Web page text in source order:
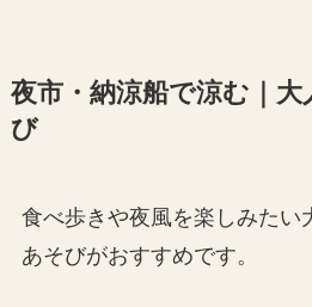
夜市・納涼船で涼む｜
び
食べ歩きや夜風を楽しみたい
あそびがおすすめです。